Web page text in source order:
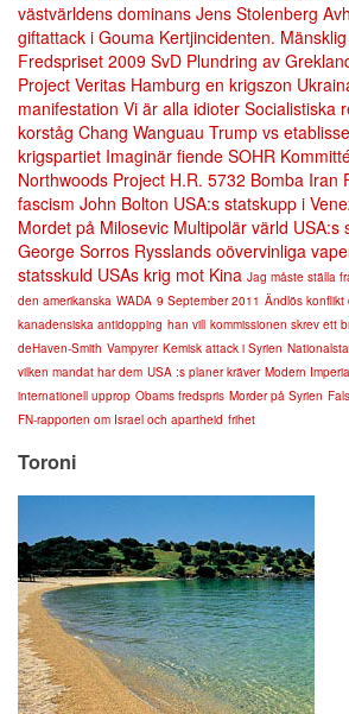
västvärldens dominans Jens Stolenberg
giftattack i Gouma Kertjincidenten.
Fredspriset 2009 SvD Plundring av
Project Veritas Hamburg en krigszon
manifestation Vi är alla idioter Socialistiska
korståg Chang Wanguau Trump vs
krigspartiet Imaginär fiende SOHR
Northwoods Project H.R. 5732 Bomba Iran
fascism John Bolton USA:s statskupp i
Mordet på Milosevic Multipolär värld USA:s
George Sorros Rysslands oövervinliga
statsskuld USAs krig mot Kina Jag måste ställa
den amerikanska WADA 9 September 2011 Ändlös konflikt
kanadensiska antidopping han vill kommissionen skrev ett
deHaven-Smith Vampyrer Kemisk attack i Syrien
vilken mandat har dem USA :s planer kräver Modern
internationell upprop Obams fredspris Morder på Syrien
FN-rapporten om Israel och apartheid frihet
Toroni